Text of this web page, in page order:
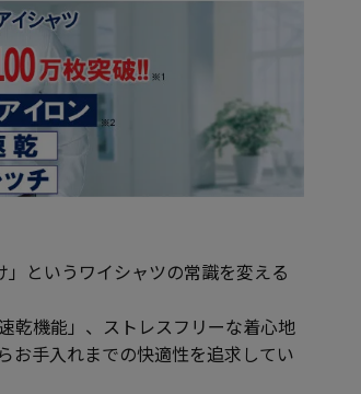
というワイシャツの常識を変える
乾機能」、ストレスフリーな着心地
お手入れまでの快適性を追求してい